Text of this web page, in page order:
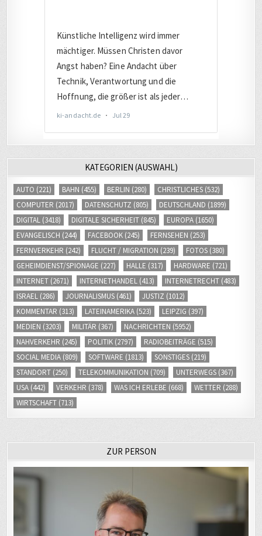
KATEGORIEN (AUSWAHL)
AUTO (221) BAHN (455) BERLIN (280) CHRISTLICHES (532)
COMPUTER (2017) DATENSCHUTZ (805) DEUTSCHLAND (1899)
DIGITAL (3418) DIGITALE SICHERHEIT (845) EUROPA (1650)
EVANGELISCH (244) FACEBOOK (245) FERNSEHEN (253)
FERNVERKEHR (242) FLUCHT / MIGRATION (239) FOTOS (380)
GEHEIMDIENST/SPIONAGE (227) HALLE (317) HARDWARE (721)
INTERNET (2671) INTERNETHANDEL (413) INTERNETRECHT (483)
ISRAEL (286) JOURNALISMUS (461) JUSTIZ (1012)
KOMMENTAR (313) LATEINAMERIKA (523) LEIPZIG (397)
MEDIEN (3203) MILITÄR (367) NACHRICHTEN (5952)
NAHVERKEHR (245) POLITIK (2797) RADIOBEITRÄGE (515)
SOCIAL MEDIA (809) SOFTWARE (1813) SONSTIGES (219)
STANDORT (250) TELEKOMMUNIKATION (709) UNTERWEGS (367)
USA (442) VERKEHR (378) WAS ICH ERLEBE (668) WETTER (288)
WIRTSCHAFT (713)
ZUR PERSON